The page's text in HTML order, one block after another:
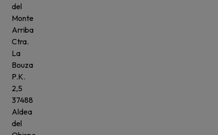
del
Monte
Arriba
Ctra.
La
Bouza
P.K.
2,5
37488
Aldea
del